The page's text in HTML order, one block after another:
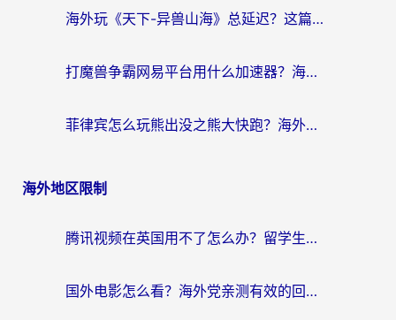
海外玩《天下-异兽山海》总延迟？这篇延迟加速器指南帮你告别卡顿（附日本玩Sky光·遇最高警戒解决方案）
打魔兽争霸网易平台用什么加速器？海外党亲测有效的国服游戏加速指南
菲律宾怎么玩熊出没之熊大快跑？海外党国服游戏加速终极攻略（附3款热门游戏实测）
海外地区限制
腾讯视频在英国用不了怎么办？留学生亲测有效的回国加速器指南
国外电影怎么看？海外党亲测有效的回国加速器选择指南